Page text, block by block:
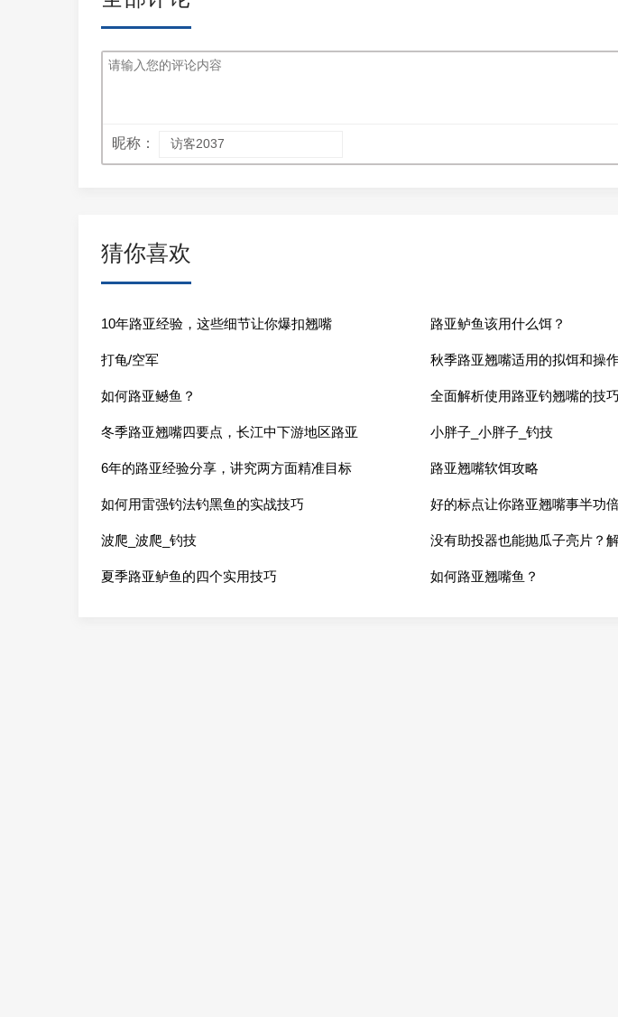
昵称：
猜你喜欢
10年路亚经验，这些细节让你爆扣翘嘴 路亚鲈鱼该用什么饵？
打龟/空军 秋季路亚翘嘴适用的拟饵和操
如何路亚鳡鱼？ 全面解析使用路亚钓翘嘴的技
冬季路亚翘嘴四要点，长江中下游地区路亚 小胖子_小胖子_钓技
6年的路亚经验分享，讲究两方面精准目标 路亚翘嘴软饵攻略
如何用雷强钓法钓黑鱼的实战技巧 好的标点让你路亚翘嘴事半功
波爬_波爬_钓技
夏季路亚鲈鱼的四个实用技巧 如何路亚翘嘴鱼？